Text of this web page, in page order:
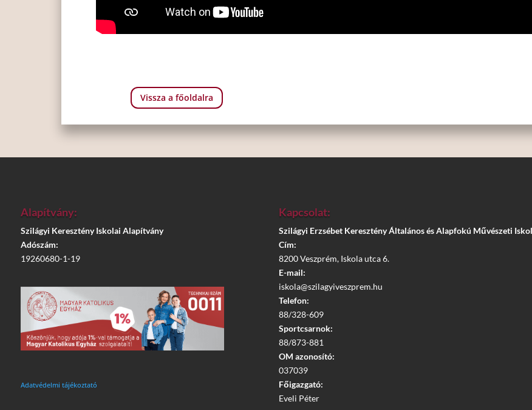
Vissza a főoldalra
Alapítvány:
Szilágyi Keresztény Iskolai Alapítvány
Adószám:
19260680-1-19
Adatvédelmi tájékoztató
Kapcsolat:
Szilágyi Erzsébet Keresztény Általános és Alapfokú Művészeti
Cím:
8200 Veszprém, Iskola utca 6.
E-mail:
iskola@szilagyiveszprem.hu
Telefon:
88/328-609
Sportcsarnok:
88/873-881
OM azonosító:
037039
Főigazgató:
Eveli Péter